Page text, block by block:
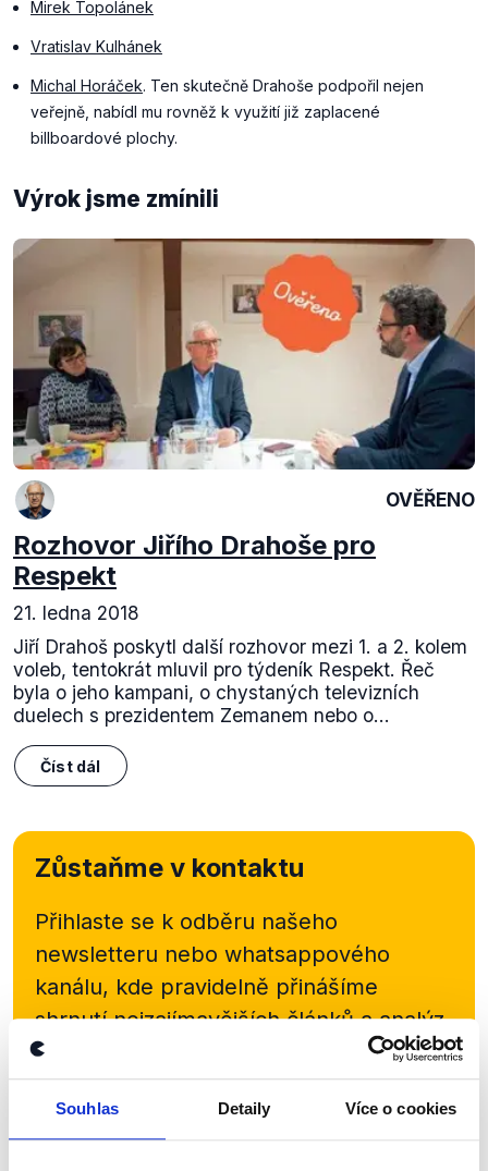
Souhlas Detaily Více o cookies
Mirek Topolánek
Vratislav Kulhánek
Michal Horáček. Ten skutečně Drahoše podpořil nejen
veřejně, nabídl mu rovněž k využití již zaplacené
billboardové plochy.
Výrok jsme zmínili
OVĚŘENO
Rozhovor Jiřího Drahoše pro
Respekt
21. ledna 2018
Jiří Drahoš poskytl další rozhovor mezi 1. a 2. kolem
voleb, tentokrát mluvil pro týdeník Respekt. Řeč
byla o jeho kampani, o chystaných televizních
duelech s prezidentem Zemanem nebo o...
Číst dál
Zůstaňme v kontaktu
Přihlaste se k odběru našeho
newsletteru nebo whatsappového
kanálu, kde pravidelně přinášíme
shrnutí nejzajímavějších článků a analýz.
Začněte nás odebírat, a mějte tak
přehled o tom, jaké dezinformace a
nepravdy se zrovna v Česku šíří.